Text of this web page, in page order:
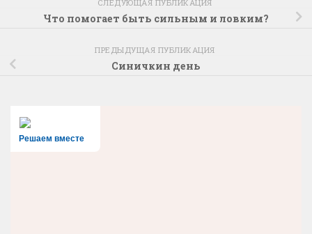
СЛЕДУЮЩАЯ ПУБЛИКАЦИЯ
Что помогает быть сильным и ловким?
ПРЕДЫДУЩАЯ ПУБЛИКАЦИЯ
Синичкин день
Решаем вместе